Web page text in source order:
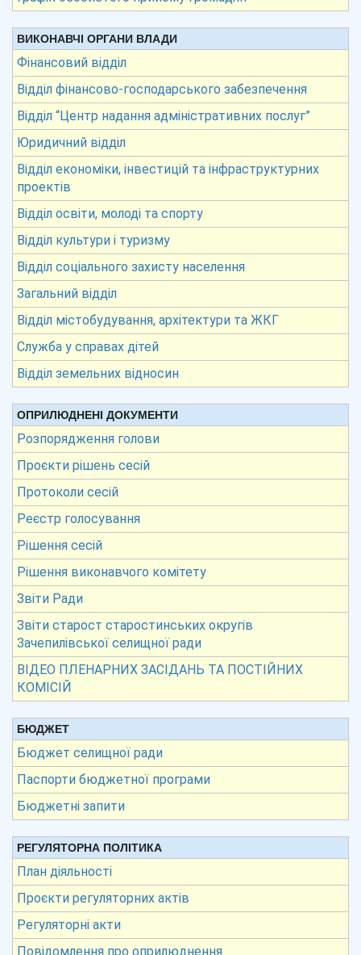
ВИКОНАВЧІ ОРГАНИ ВЛАДИ
Фінансовий відділ
Відділ фінансово-господарського забезпечення
Відділ “Центр надання адміністративних послуг”
Юридичний відділ
Відділ економіки, інвестицій та інфраструктурних
проектів
Відділ освіти, молоді та спорту
Відділ культури і туризму
Відділ соціального захисту населення
Загальний відділ
Відділ містобудування, архітектури та ЖКГ
Служба у справах дітей
Відділ земельних відносин
ОПРИЛЮДНЕНІ ДОКУМЕНТИ
Розпорядження голови
Проєкти рішень сесій
Протоколи сесій
Реєстр голосування
Рішення сесій
Рішення виконавчого комітету
Звіти Ради
Звіти старост старостинських округів
Зачепилівської селищної ради
ВІДЕО ПЛЕНАРНИХ ЗАСІДАНЬ ТА ПОСТІЙНИХ
КОМІСІЙ
БЮДЖЕТ
Бюджет селищної ради
Паспорти бюджетної програми
Бюджетні запити
РЕГУЛЯТОРНА ПОЛІТИКА
План діяльності
Проєкти регуляторних актів
Регуляторні акти
Повідомлення про оприлюднення